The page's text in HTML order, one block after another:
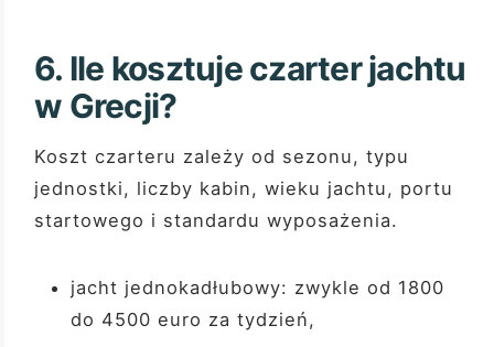
6. Ile kosztuje czarter jachtu
w Grecji?
Koszt czarteru zależy od sezonu, typu
jednostki, liczby kabin, wieku jachtu, portu
startowego i standardu wyposażenia.
jacht jednokadłubowy: zwykle od 1800
do 4500 euro za tydzień,